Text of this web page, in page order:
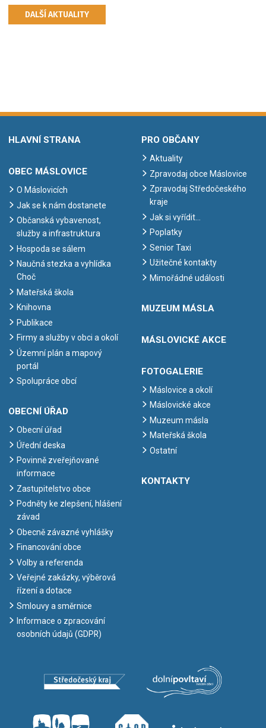
DALŠÍ AKTUALITY
HLAVNÍ STRANA
OBEC MÁSLOVICE
O Máslovicích
Jak se k nám dostanete
Občanská vybavenost,
služby a infrastruktura
Hospoda se sálem
Naučná stezka a vyhlídka
Choč
Mateřská škola
Knihovna
Publikace
Firmy a služby v obci a okolí
Územní plán a mapový
portál
Spolupráce obcí
OBECNÍ ÚŘAD
Obecní úřad
Úřední deska
Povinně zveřejňované
informace
Zastupitelstvo obce
Podněty ke zlepšení, hlášení
závad
Obecně závazné vyhlášky
Financování obce
Volby a referenda
Veřejné zakázky, výběrová
řízení a dotace
Smlouvy a směrnice
Informace o zpracování
osobních údajů (GDPR)
PRO OBČANY
Aktuality
Zpravodaj obce Máslovice
Zpravodaj Středočeského
kraje
Jak si vyřídit…
Poplatky
Senior Taxi
Užitečné kontakty
Mimořádné události
MUZEUM MÁSLA
MÁSLOVICKÉ AKCE
FOTOGALERIE
Máslovice a okolí
Máslovické akce
Muzeum másla
Mateřská škola
Ostatní
KONTAKTY